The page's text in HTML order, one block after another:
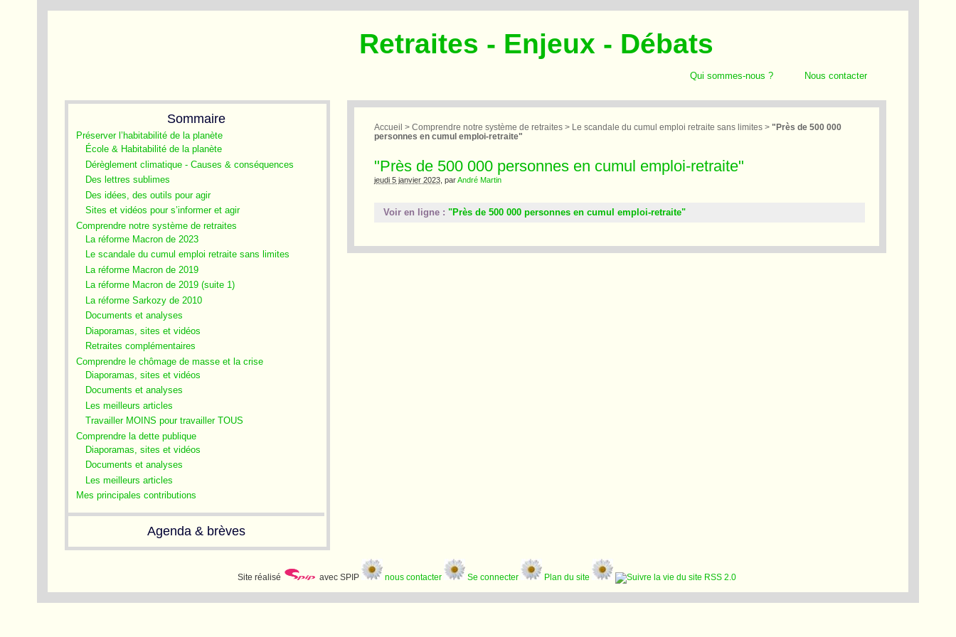
Retraites - Enjeux - Débats
Qui sommes-nous ? Nous contacter
Sommaire
Préserver l’habitabilité de la planète
École & Habitabilité de la planète
Dérèglement climatique - Causes & conséquences
Des lettres sublimes
Des idées, des outils pour agir
Sites et vidéos pour s’informer et agir
Comprendre notre système de retraites
La réforme Macron de 2023
Le scandale du cumul emploi retraite sans limites
La réforme Macron de 2019
La réforme Macron de 2019 (suite 1)
La réforme Sarkozy de 2010
Documents et analyses
Diaporamas, sites et vidéos
Retraites complémentaires
Comprendre le chômage de masse et la crise
Diaporamas, sites et vidéos
Documents et analyses
Les meilleurs articles
Travailler MOINS pour travailler TOUS
Comprendre la dette publique
Diaporamas, sites et vidéos
Documents et analyses
Les meilleurs articles
Mes principales contributions
Agenda & brèves
Accueil > Comprendre notre système de retraites> Le scandale du cumul emploi retraite sans limites> "Près de 500 000
personnes en cumul emploi-retraite"
"Près de 500 000 personnes en cumul emploi-retraite"
jeudi 5 janvier 2023, parAndré Martin
Voir en ligne : "Près de 500 000 personnes en cumul emploi-retraite"
Site réalisé avec SPIP nous contacter Se connecter Plan du site RSS 2.0